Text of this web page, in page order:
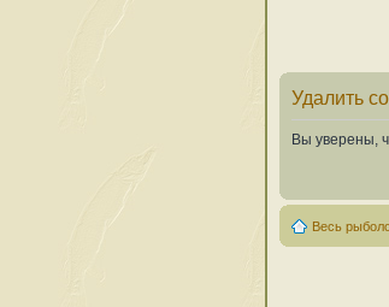
Удалить
Вы уверены,
Весь